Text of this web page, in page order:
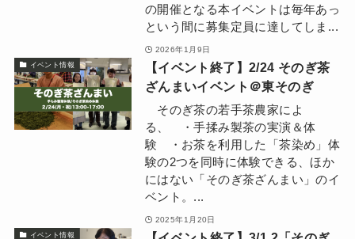
の開催となる本イベントは毎年あっ
という間に募集定員に達してしま...
2026年1月9日
イベント情報
【イベント終了】2/24 そのぎ茶
ざんまいイベント＠東そのぎ
そのぎ茶の若手茶農家によ
る、 ・手揉み製茶の実演＆体
験 ・お茶を利用した「茶染め」体
験の2つを同時に体験できる、ほか
にはない「そのぎ茶ざんまい」のイ
ベント。...
2025年1月20日
イベント情報